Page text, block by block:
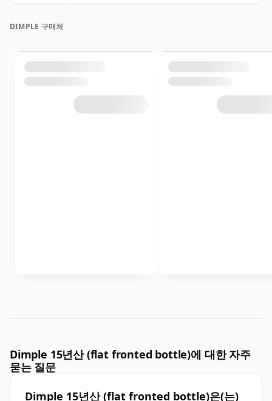
DIMPLE 구매처
Dimple 15년산 (flat fronted bottle)에 대한 자주
묻는 질문
Dimple 15년산 (flat fronted bottle)은(는)